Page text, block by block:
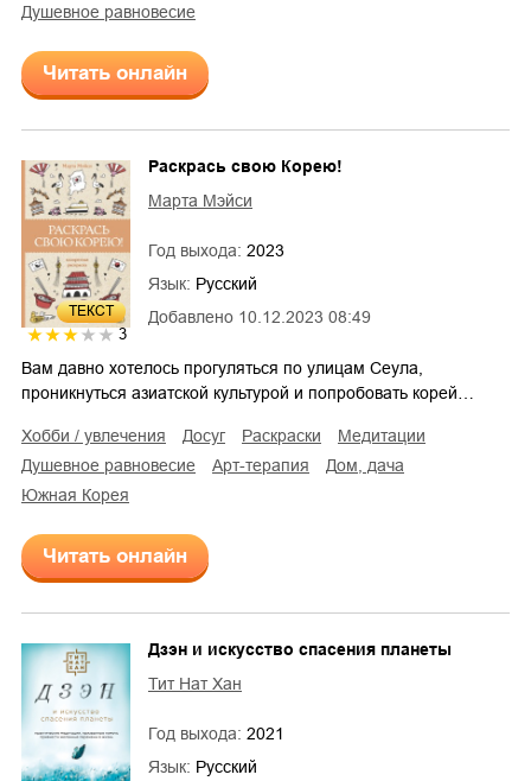
душевное равновесие
Читать онлайн
ТЕКСТ
3
Добавлено 10.12.2023 08:49
Раскрась свою Корею!
Марта Мэйси
Год выхода: 2023
Язык: Русский
Вам давно хотелось прогуляться по улицам Сеула,
проникнуться азиатской культурой и попробовать корей…
хобби / увлечения досуг раскраски
медитации
душевное равновесие
арт-терапия
дом, дача
Южная Корея
Читать онлайн
Дзэн и искусство спасения планеты
Тит Нат Хан
Год выхода: 2021
Язык: Русский